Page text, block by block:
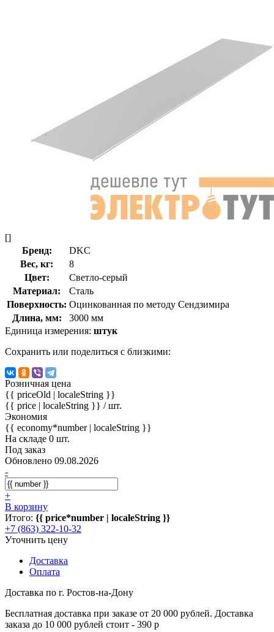
[]
Бренд:
DKC
Вес, кг:
8
Цвет:
Светло-серый
Материал:
Сталь
Поверхность: Оцинкованная по методу Сендзимира
Длина, мм:
3000 мм
Единица измерения: штук
Сохранить или поделиться с близкими:
Розничная цена
{{ priceOld | localeString }}
{{ price | localeString }} / шт.
Экономия
{{ economy*number | localeString }}
На складе 0 шт.
Под заказ
Обновлено 09.08.2026
-
+
В корзину
Итого: {{ price*number | localeString }}
+7 (863) 322-10-32
Уточнить цену
Доставка
Оплата
Доставка по г. Ростов-на-Дону
Бесплатная доставка при заказе от 20 000 рублей. Доставка
заказа до 10 000 рублей стоит - 390 р